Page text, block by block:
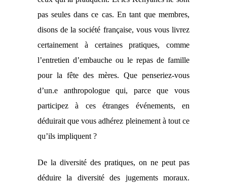
pas seules dans ce cas. En tant que membres,
disons de la société française, vous vous livrez
certainement à certaines pratiques, comme
l’entretien d’embauche ou le repas de famille
pour la fête des mères. Que penseriez-vous
d’un.e anthropologue qui, parce que vous
participez à ces étranges événements, en
déduirait que vous adhérez pleinement à tout ce
qu’ils impliquent ?
De la diversité des pratiques, on ne peut pas
déduire la diversité des jugements moraux.